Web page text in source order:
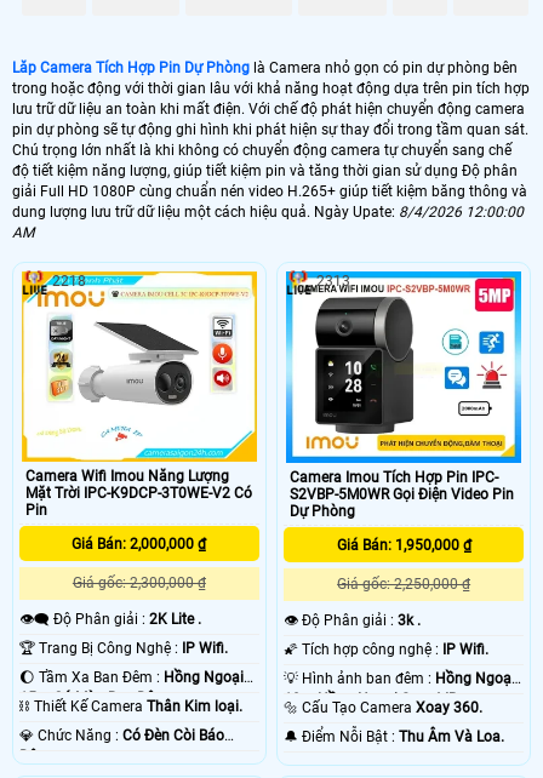
trong việc giám sát mà còn được ổn hơn với chất lượng hình ảnh và dữ liệu lưu
trữ đỉnh cao, đáp ứng mọi nhu cầu của bạn trong việc theo dõi và bảo vệ an
ninh.
Lăp Camera Tích Hợp Pin Dự Phòng là Camera nhỏ gọn có pin dự phòng bên
trong hoặc động với thời gian lâu với khả năng hoạt động dựa trên pin tích hợp
lưu trữ dữ liệu an toàn khi mất điện. Với chế độ phát hiện chuyển động camera
pin dự phòng sẽ tự động ghi hình khi phát hiện sự thay đổi trong tầm quan sát.
Chú trọng lớn nhất là khi không có chuyển động camera tự chuyển sang chế
độ tiết kiệm năng lượng, giúp tiết kiệm pin và tăng thời gian sử dụng Độ phân
giải Full HD 1080P cùng chuẩn nén video H.265+ giúp tiết kiệm băng thông và
dung lượng lưu trữ dữ liệu một cách hiệu quả. Ngày Upate: 8/4/2026 12:00:00
AM
Camera Wifi Imou Năng Lượng
Mặt Trời IPC-K9DCP-3T0WE-V2 Có
Pin
Giá Bán: 2,000,000 ₫
Giá gốc: 2,300,000 ₫
👁️‍🗨 Độ Phân giải : 2K Lite .
🏆 Trang Bị Công Nghệ :
IP Wifi.
🌔 Tầm Xa Ban Đêm : Hồng Ngoại
15m Có Màu Ban Ðêm.
⛓ Thiết Kế Camera Thân Kim loại.
️💎 Chức Năng : Có Ðèn Còi Báo
2218
Camera Imou Tích Hợp Pin IPC-
S2VBP-5M0WR Gọi Điện Video Pin
Dự Phòng
Giá Bán: 1,950,000 ₫
Giá gốc: 2,250,000 ₫
👁 Độ Phân giải :3k .
🌠 Tích hợp công nghệ :
IP Wifi.
💡 Hình ảnh ban đêm : Hồng Ngoại
10m Hồng Ngoại Smart IR.
🔩 Cấu Tạo CameraXoay 360.
️🔔 Điểm Nỗi Bật :Thu Âm Và Loa.
2313